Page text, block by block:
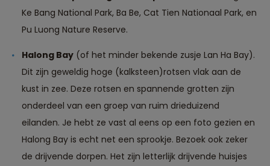
Ke Bang National Park, Ba Be, Cat Tien Nationaal Park, en
Pu Luong Nature Reserve.
Halong Bay (of het minder bekende zusje Lan Ha Bay).
Dit zijn geweldig hoge (kalksteen)rotsen vlak aan de
kust in zee. Deze rotsen en spannende grotten zijn
onderdeel van een groep van ruim drieduizend
eilanden. Je hebt ze vast al eens op een foto gezien en
Halong Bay is echt net een sprookje. Bezoek ook zeker
de drijvende dorpen. Het zijn letterlijk drijvende huisjes